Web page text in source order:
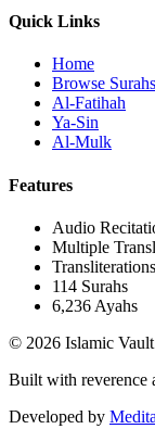
Quick Links
Home
Browse Surahs
Al-Fatihah
Ya-Sin
Al-Mulk
Features
Audio
Multiple
Transliterations
114 Surahs
6,236 Ayahs
© 2026 Islamic
Built with reverence
Developed by